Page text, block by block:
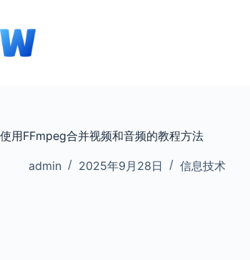
内
容
使用FFmpeg合并视频和音频的教程方法
admin 2025年9月28日 信息技术